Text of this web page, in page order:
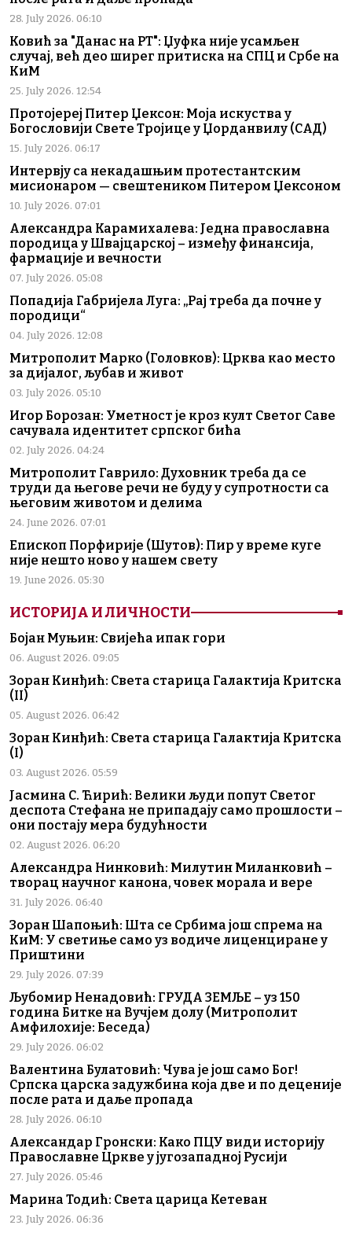
28. July 2026. 06:10
Ковић за "Данас на РТ": Џуфка није усамљен
случај, већ део ширег притиска на СПЦ и Србе на
КиМ
25. July 2026. 12:54
Протојереј Питер Џексон: Моја искуства у
Богословији Свете Тројице у Џорданвилу (САД)
15. July 2026. 06:17
Интервју са некадашњим протестантским
мисионаром — свештеником Питером Џексоном
10. July 2026. 07:01
Александра Карамихалева: Једна православна
породица у Швајцарској – између финансија,
фармације и вечности
07. July 2026. 05:08
Попадија Габријела Луга: „Рај треба да почне у
породици“
04. July 2026. 12:08
Митрополит Марко (Головков): Црква као место
за дијалог, љубав и живот
03. July 2026. 05:10
Игор Борозан: Уметност је кроз култ Светог Саве
сачувала идентитет српског бића
02. July 2026. 04:24
Митрополит Гаврило: Духовник треба да се
труди да његове речи не буду у супротности са
његовим животом и делима
24. June 2026. 07:01
Епископ Порфирије (Шутов): Пир у време куге
није нешто ново у нашем свету
19. June 2026. 05:30
ИСТОРИЈА И ЛИЧНОСТИ
Бојан Муњин: Свијећа ипак гори
06. August 2026. 09:05
Зоран Кинђић: Света старица Галактија Критска
(II)
05. August 2026. 06:42
Зоран Кинђић: Света старица Галактија Критска
(I)
03. August 2026. 05:59
Јасмина С. Ћирић: Велики људи попут Светог
деспота Стефана не припадају само прошлости –
они постају мера будућности
02. August 2026. 06:20
Александра Нинковић: Милутин Миланковић –
творац научног канона, човек морала и вере
31. July 2026. 06:40
Зоран Шапоњић: Шта се Србима још спрема на
КиМ: У светиње само уз водиче лиценциране у
Приштини
29. July 2026. 07:39
Љубомир Ненадовић: ГРУДА ЗЕМЉЕ – уз 150
година Битке на Вучјем долу (Митрополит
Амфилохије: Беседа)
29. July 2026. 06:02
Валентина Булатовић: Чува је још само Бог!
Српска царска задужбина која две и по деценије
после рата и даље пропада
28. July 2026. 06:10
Александар Гронски: Како ПЦУ види историју
Православне Цркве у југозападној Русији
27. July 2026. 05:46
Марина Тодић: Света царица Кетеван
23. July 2026. 06:36